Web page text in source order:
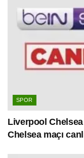
SPOR
Liverpool
Chelsea maçı